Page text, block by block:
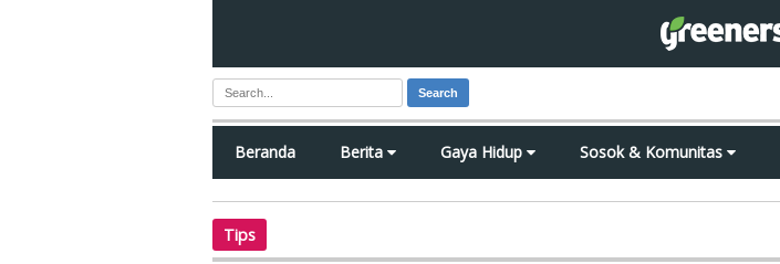
Search
Beranda Berita Gaya Hidup Sosok & Komunitas
Tips